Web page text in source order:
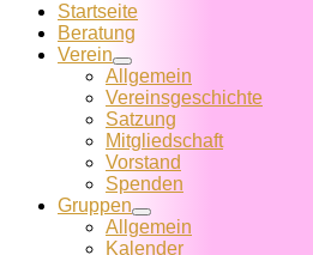
Startseite
Beratung
Verein
Allgemein
Vereins­geschichte
Satzung
Mitglied­schaft
Vorstand
Spenden
Gruppen
Allgemein
Kalender